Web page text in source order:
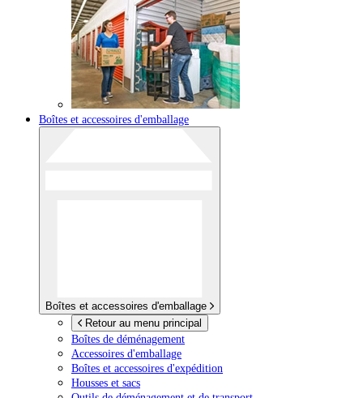
Boîtes et accessoires d'emballage
Boîtes et accessoires d'emballage
Retour au menu principal
Boîtes de déménagement
Accessoires d'emballage
Boîtes et accessoires d'expédition
Housses et sacs